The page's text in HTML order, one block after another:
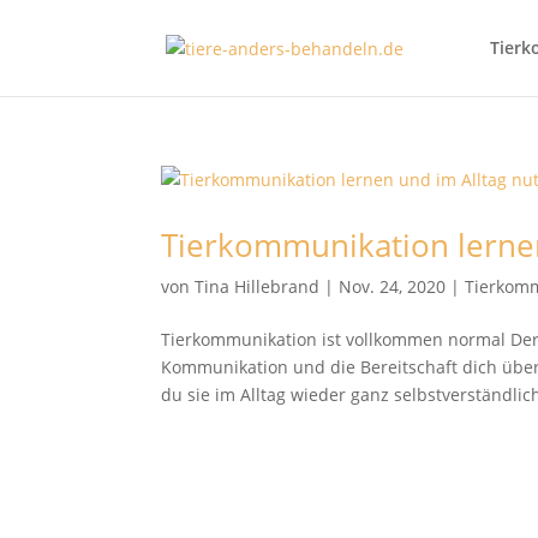
Tierkommunikation
vonTina Hillebrand | Nov. 24, 2020 |
Tierkommunikation ist vollkommen normal
Kommunikation und die Bereitschaft dich
du sie im Alltag wieder ganz